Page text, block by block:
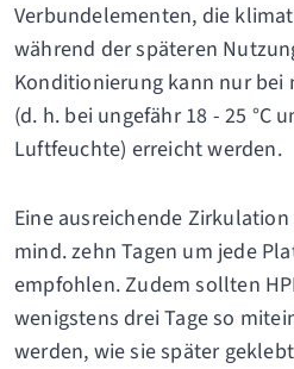
Verbundelementen, die
während der späteren
Konditionierung kann nur bei
(d. h. bei ungefähr 18 - 25 °C
Luftfeuchte) erreicht werden.
Eine ausreichende
mind. zehn Tagen um jede
empfohlen. Zudem sollten
wenigstens drei Tage so
werden, wie sie später